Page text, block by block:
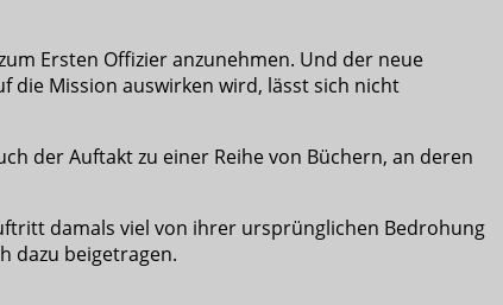
Ersten Offizier anzunehmen. Und der neue
die Mission auswirken wird, lässt sich nicht
der Auftakt zu einer Reihe von Büchern, an deren
damals viel von ihrer ursprünglichen Bedrohung
dazu beigetragen.